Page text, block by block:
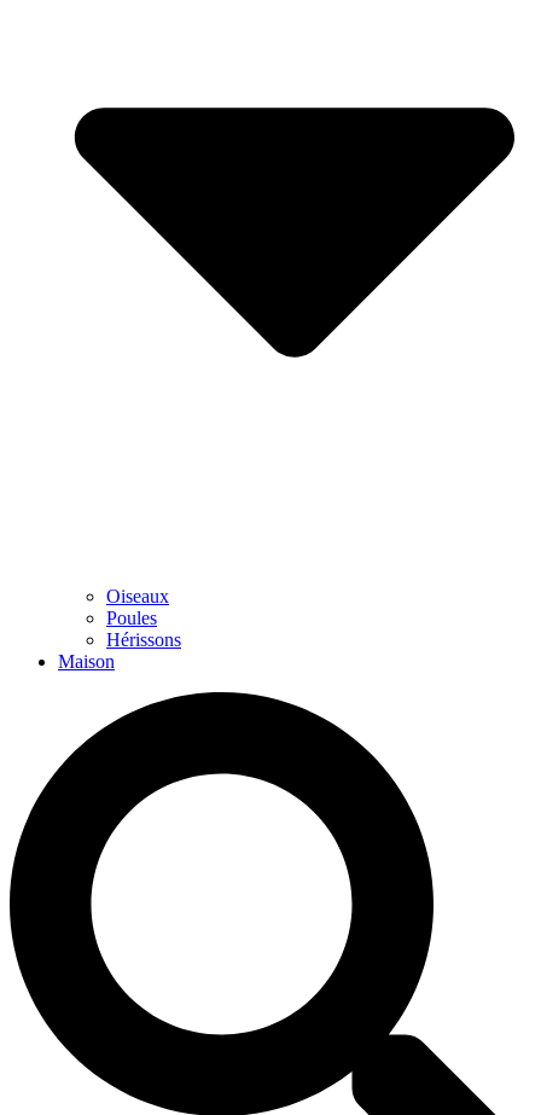
Oiseaux
Poules
Hérissons
Maison